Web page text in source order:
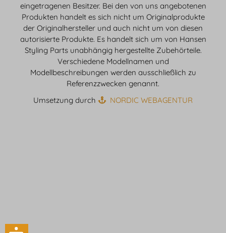
eingetragenen Besitzer. Bei den von uns angebotenen
Produkten handelt es sich nicht um Originalprodukte
der Originalhersteller und auch nicht um von diesen
autorisierte Produkte. Es handelt sich um von Hansen
Styling Parts unabhängig hergestellte Zubehörteile.
Verschiedene Modellnamen und
Modellbeschreibungen werden ausschließlich zu
Referenzzwecken genannt.
Umsetzung durch
NORDIC WEBAGENTUR